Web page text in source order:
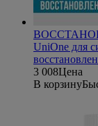
UniOne для
3 008Цена
В корзину